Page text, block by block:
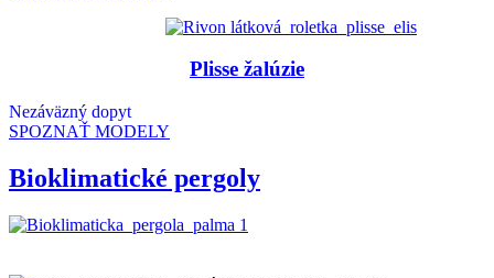
Plisse žalúzie
Nezáväzný dopyt
SPOZNAŤ MODELY
Bioklimatické pergoly